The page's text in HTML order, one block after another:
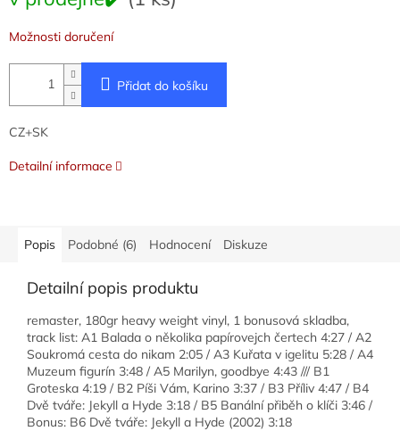
Možnosti doručení
Přidat do košíku
CZ+SK
Detailní informace
Popis Podobné (6) Hodnocení Diskuze
Detailní popis produktu
remaster, 180gr heavy weight vinyl, 1 bonusová skladba,
track list: A1 Balada o několika papírovejch čertech 4:27 / A2
Soukromá cesta do nikam 2:05 / A3 Kuřata v igelitu 5:28 / A4
Muzeum figurín 3:48 / A5 Marilyn, goodbye 4:43 /// B1
Groteska 4:19 / B2 Píši Vám, Karino 3:37 / B3 Příliv 4:47 / B4
Dvě tváře: Jekyll a Hyde 3:18 / B5 Banální přiběh o klíči 3:46 /
Bonus: B6 Dvě tváře: Jekyll a Hyde (2002) 3:18